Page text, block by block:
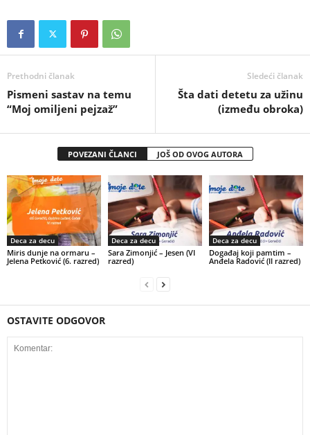
Prethodni članak
Pismeni sastav na temu
“Moj omiljeni pejzaž”
Sledeći članak
Šta dati detetu za užinu
(između obroka)
POVEZANI ČLANCI JOŠ OD OVOG AUTORA
Deca za decu
Miris dunje na ormaru –
Jelena Petković (6. razred)
Deca za decu
Sara Zimonjić – Jesen (VI
razred)
Deca za decu
Događaj koji pamtim –
Anđela Radović (II razred)
OSTAVITE ODGOVOR